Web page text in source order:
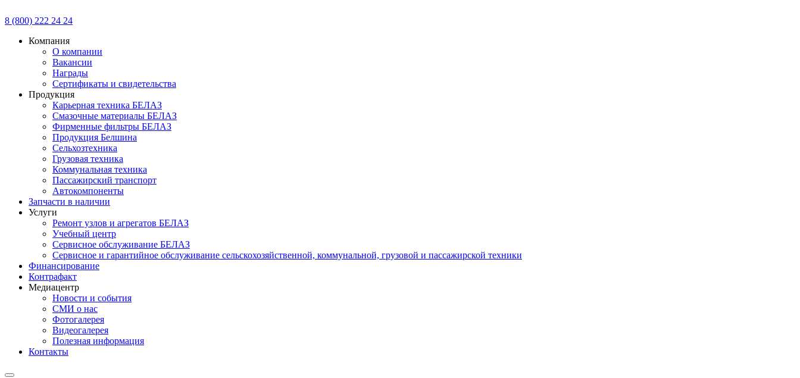
8 (800) 222 24 24
Компания
О компании
Вакансии
Награды
Сертификаты и свидетельства
Продукция
Карьерная техника БЕЛАЗ
Смазочные материалы БЕЛАЗ
Фирменные фильтры БЕЛАЗ
Продукция Белшина
Сельхозтехника
Грузовая техника
Коммунальная техника
Пассажирский транспорт
Автокомпоненты
Запчасти в наличии
Услуги
Ремонт узлов и агрегатов БЕЛАЗ
Учебный центр
Сервисное обслуживание БЕЛАЗ
Сервисное и гарантийное обслуживание сельскохозяйственной, коммунальной, грузовой и пассажирской техники
Финансирование
Контрафакт
Медиацентр
Новости и события
СМИ о нас
Фотогалерея
Видеогалерея
Полезная информация
Контакты